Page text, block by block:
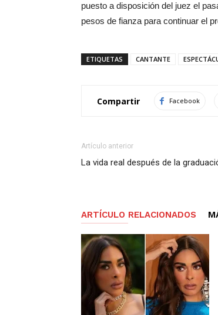
puesto a disposición del juez el
pesos de fianza para continuar el
ETIQUETAS CANTANTE
Compartir Facebook
Artículo anterior
La vida real después de la
ARTÍCULO RELACIONADOS